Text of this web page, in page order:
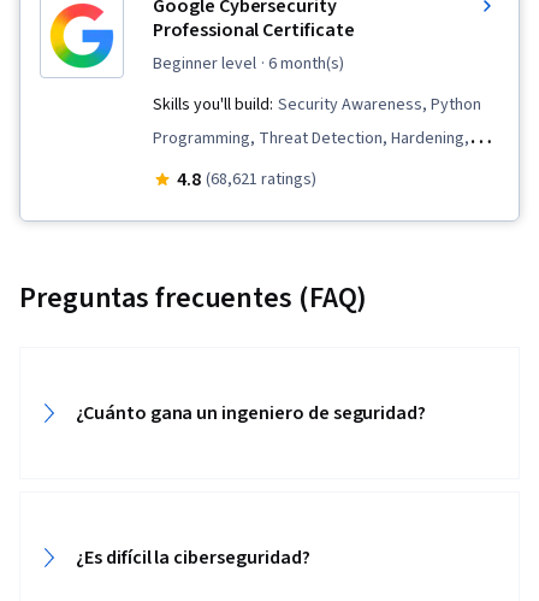
Google Cybersecurity
Professional Certificate
beginner level · 6 month(s)
Skills you'll build: Security Awareness, Python
Programming, Threat Detection, Hardening,
Endpoint Detection and Response, Vulnerability
Intelligence, Threat Management,
Response, Debugging, Web Presence, SQL,
4.8 (68,621 ratings)
Preguntas frecuentes (FAQ)
¿Cuánto gana un ingeniero de seguridad?
¿Es difícil la ciberseguridad?